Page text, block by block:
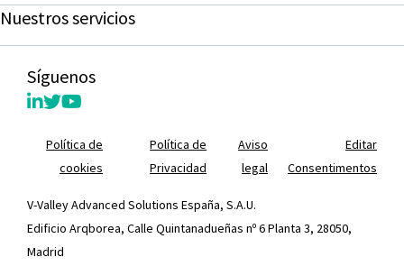
Nuestros servicios
Síguenos
V-Valley Advanced Solutions España, S.A.U.
Edificio Arqborea, Calle Quintanadueñas nº 6 Planta 3, 28050,
Madrid
Política de
cookies
Política de
Privacidad
Aviso
legal
Editar
Consentimentos